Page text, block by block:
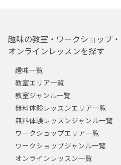
趣味の教室・ワークショップ・
オンラインレッスンを探す
趣味一覧
教室エリア一覧
教室ジャンル一覧
無料体験レッスンエリア一覧
無料体験レッスンジャンル一覧
ワークショップエリア一覧
ワークショップジャンル一覧
オンラインレッスン一覧